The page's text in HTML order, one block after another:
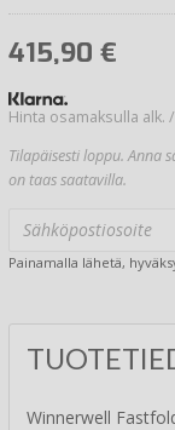
415,90 €
Hinta osamaksulla alk. /
Tilapäisesti loppu. Anna
on taas saatavilla.
Painamalla lähetä,
Winnerwell